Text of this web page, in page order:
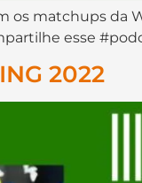
matchups da
esse
2022